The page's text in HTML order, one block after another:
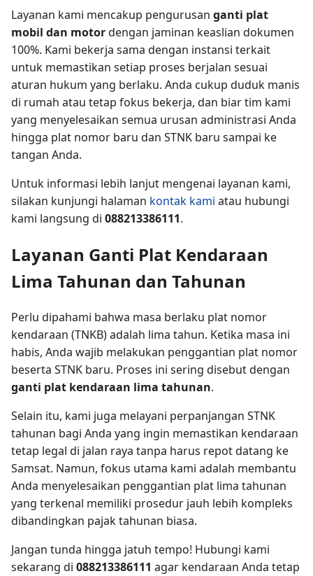
Layanan kami mencakup pengurusan ganti plat
mobil dan motordengan jaminan keaslian dokumen
100%. Kami bekerja sama dengan instansi terkait
untuk memastikan setiap proses berjalan sesuai
aturan hukum yang berlaku. Anda cukup duduk manis
di rumah atau tetap fokus bekerja, dan biar tim kami
yang menyelesaikan semua urusan administrasi Anda
hingga plat nomor baru dan STNK baru sampai ke
tangan Anda.
Untuk informasi lebih lanjut mengenai layanan kami,
silakan kunjungi halaman kontak kami atau hubungi
kami langsung di 088213386111.
Layanan Ganti Plat Kendaraan
Lima Tahunan dan Tahunan
Perlu dipahami bahwa masa berlaku plat nomor
kendaraan (TNKB) adalah lima tahun. Ketika masa ini
habis, Anda wajib melakukan penggantian plat nomor
beserta STNK baru. Proses ini sering disebut dengan
ganti plat kendaraan lima tahunan.
Selain itu, kami juga melayani perpanjangan STNK
tahunan bagi Anda yang ingin memastikan kendaraan
tetap legal di jalan raya tanpa harus repot datang ke
Samsat. Namun, fokus utama kami adalah membantu
Anda menyelesaikan penggantian plat lima tahunan
yang terkenal memiliki prosedur jauh lebih kompleks
dibandingkan pajak tahunan biasa.
Jangan tunda hingga jatuh tempo! Hubungi kami
sekarang di 088213386111 agar kendaraan Anda tetap